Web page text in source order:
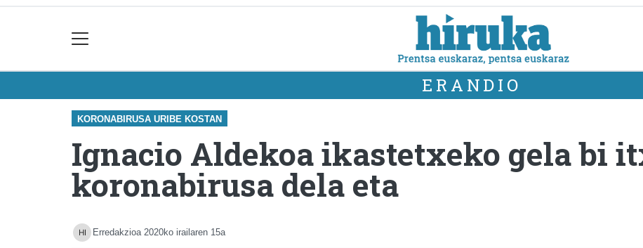
ERANDIO
KORONABIRUSA URIBE KOSTAN
Ignacio Aldekoa ikastetxeko gela bi
koronabirusa dela eta
Erredakzioa 2020ko irailaren 15a